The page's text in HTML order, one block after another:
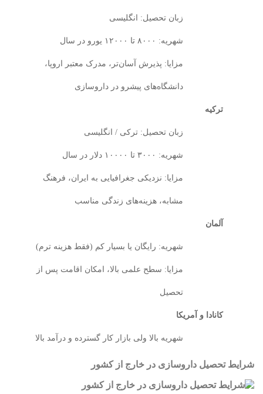
زبان تحصیل: انگلیسی
شهریه: ۸۰۰۰ تا ۱۲۰۰۰ یورو در سال
مزایا: پذیرش آسان‌تر، مدرک معتبر اروپا،
دانشگاه‌های پیشرو در داروسازی
ترکیه
زبان تحصیل: ترکی / انگلیسی
شهریه: ۳۰۰۰ تا ۱۰۰۰۰ دلار در سال
مزایا: نزدیکی جغرافیایی به ایران، فرهنگ
مشابه، هزینه‌های زندگی مناسب
آلمان
شهریه: رایگان یا بسیار کم (فقط هزینه ترم)
مزایا: سطح علمی بالا، امکان اقامت پس از
تحصیل
کانادا و آمریکا
شهریه بالا ولی بازار کار گسترده و درآمد بالا
شرایط تحصیل داروسازی در خارج از کشور